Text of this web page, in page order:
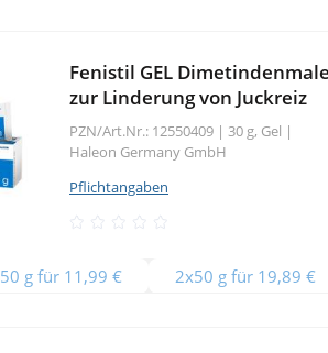
Fenistil GEL
zur Linderung von Juckreiz
PZN/Art.Nr.: 12550409 | 30 g, Gel |
Haleon Germany GmbH
Pflichtangaben
50 g für 11,99 € 2x50 g für 19,89 €